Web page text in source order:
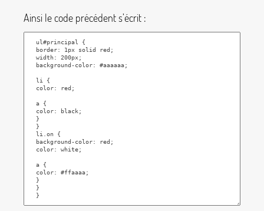
Ainsi le code précédent s’écrit :